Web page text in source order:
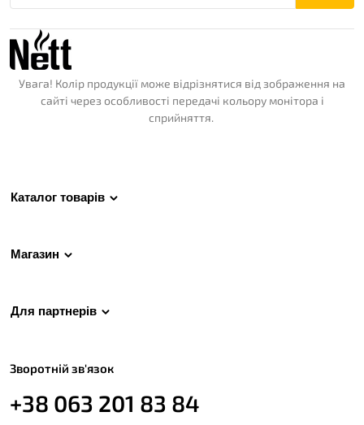
Увага! Колір продукції може відрізнятися від зображення на
сайті через особливості передачі кольору монітора і
сприйняття.
Каталог товарів
Магазин
Для партнерів
Зворотній зв'язок
+38 063 201 83 84